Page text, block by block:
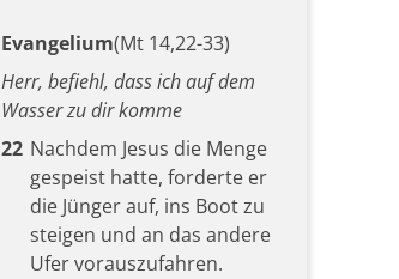
Evangelium(Mt 14,22-33)
Herr, befiehl, dass ich auf dem
Wasser zu dir komme
22 Nachdem Jesus die Menge
gespeist hatte, forderte er
die Jünger auf, ins Boot zu
steigen und an das andere
Ufer vorauszufahren.